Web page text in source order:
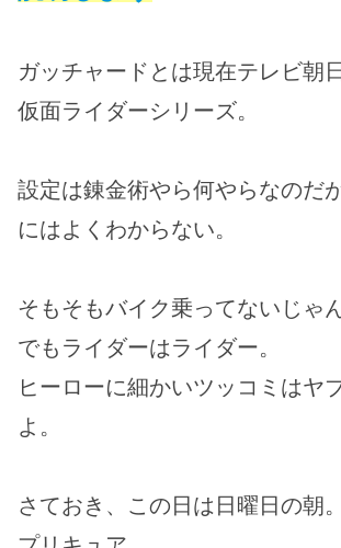
ガッチャードとは現在テレビ朝
仮面ライダーシリーズ。
設定は錬金術やら何やらなのだ
にはよくわからない。
そもそもバイク乗ってないじゃ
でもライダーはライダー。
ヒーローに細かいツッコミはヤ
よ。
さておき、この日は日曜日の朝。